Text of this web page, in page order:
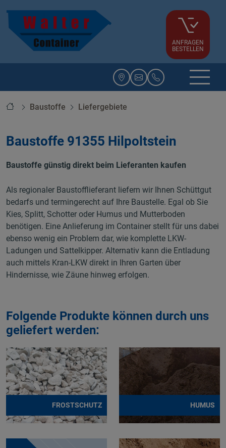
ANFRAGEN
BESTELLEN
StartseiteBaustoffe Liefergebiete
Baustoffe 91355 Hilpoltstein
Baustoffe günstig direkt beim Lieferanten kaufen
Als regionaler Baustofflieferant liefern wir Ihnen Schüttgut
bedarfs und termingerecht auf Ihre Baustelle. Egal ob Sie
Kies, Splitt, Schotter oder Humus und Mutterboden
benötigen. Eine Anlieferung im Container stellt für uns dabei
ebenso wenig ein Problem dar, wie komplette LKW-
Ladungen und Sattelkipper. Alternativ kann die Entladung
auch mittels Kran-LKW direkt in Ihren Garten über
Hindernisse, wie Zäune hinweg erfolgen.
Folgende Produkte können durch uns
geliefert werden:
FROSTSCHUTZ HUMUS